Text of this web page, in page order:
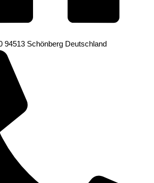
94513 Schönberg Deutschland